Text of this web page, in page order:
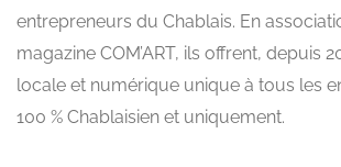
entrepreneurs du Chablais. En
magazine COM’ART, ils offrent, depuis
locale et numérique unique à tous les
100 % Chablaisien et uniquement.